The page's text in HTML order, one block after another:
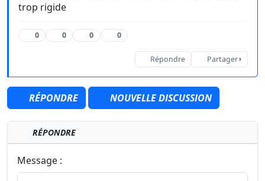
trop rigide
0 0 0 0
Répondre Partager
RÉPONDRE NOUVELLE DISCUSSION
RÉPONDRE
Message :